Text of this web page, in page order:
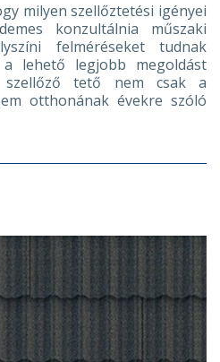
milyen szellőztetési igényei
konzultálnia műszaki
felméréseket tudnak
lehető legjobb megoldást
tető nem csak a
otthonának évekre szóló